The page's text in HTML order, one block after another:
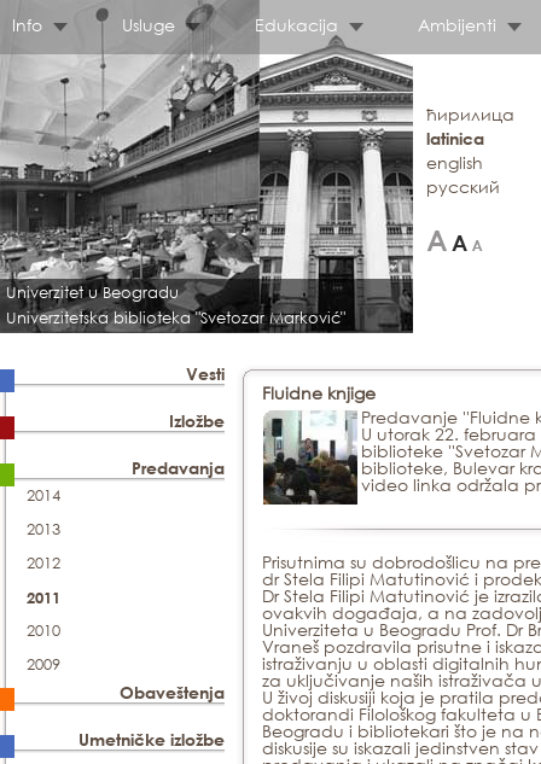
Info Usluge Edukacija Ambijenti
Univerzitet u Beogradu
Univerzitetska biblioteka "Svetozar Marković"
ћирилица
latinica
english
русский
Vesti
Izložbe
Predavanja
2014
2013
2012
2011
2010
2009
Obaveštenja
Umetničke izložbe
Fluidne knjige
Predavanje ''Fluidne
U utorak 22.
biblioteke ''Svetozar
biblioteke, Bulevar
video linka održala
Prisutnima su dobrodošlicu na
dr Stela Filipi Matutinović i
Dr Stela Filipi Matutinović je
ovakvih događaja, a na
Univerziteta u Beogradu Prof. Dr
Vraneš pozdravila prisutne i
istraživanju u oblasti digitalnih
za uključivanje naših istraživača
U živoj diskusiji koja je pratila
doktorandi Filološkog fakulteta
Beogradu i bibliotekari što je na
diskusije su iskazali jedinstven